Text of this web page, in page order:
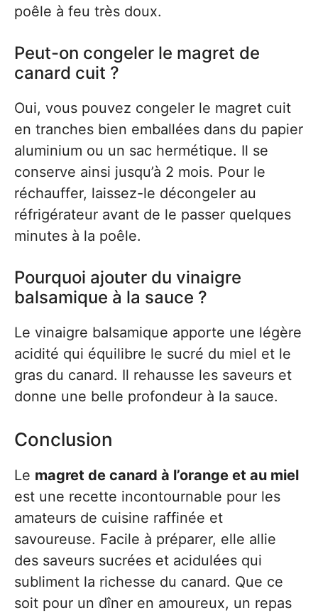
poêle à feu très doux.
Peut-on congeler le magret de
canard cuit ?
Oui, vous pouvez congeler le magret cuit
en tranches bien emballées dans du papier
aluminium ou un sac hermétique. Il se
conserve ainsi jusqu’à 2 mois. Pour le
réchauffer, laissez-le décongeler au
réfrigérateur avant de le passer quelques
minutes à la poêle.
Pourquoi ajouter du vinaigre
balsamique à la sauce ?
Le vinaigre balsamique apporte une légère
acidité qui équilibre le sucré du miel et le
gras du canard. Il rehausse les saveurs et
donne une belle profondeur à la sauce.
Conclusion
Le magret de canard à l’orange et au miel
est une recette incontournable pour les
amateurs de cuisine raffinée et
savoureuse. Facile à préparer, elle allie
des saveurs sucrées et acidulées qui
subliment la richesse du canard. Que ce
soit pour un dîner en amoureux, un repas